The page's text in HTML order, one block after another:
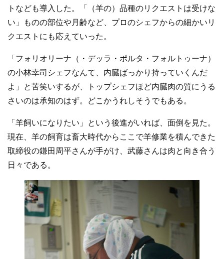
トなども導入した。「（羊の）品種のリクエストは受けな
い」ものの部位や月齢など、プロのシェフからの細かいリ
クエストにも応えていった。
「フォリオリーナ（・デッラ・ポルタ・フォルトゥーナ）
の小林幸司シェフなんて、内臓ばっかり持っていくんだ
よ」と苦笑いするが、トップシェフほど内臓肉の質にうる
さいのは承知のはず。どこかうれしそうでもある。
「羊飼いになりたい」という後進がいれば、面倒を見た。
現在、羊の飼育は畜大時代からここで羊修業を積んできた
取締役の鎌田周平さんが手がけ、武藤さんは肉と向き合う
日々である。